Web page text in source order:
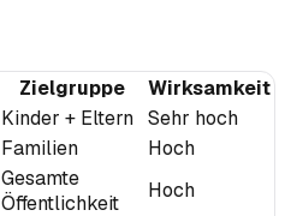
Zielgruppe
Wirksamkeit
Kinder + Eltern Sehr hoch
Familien
Hoch
Gesamte
Öffentlichkeit
Hoch